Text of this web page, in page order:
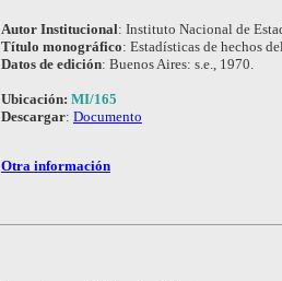
Autor Institucional: Instituto Nacional de
Título monográfico: Estadísticas de hechos
Datos de edición: Buenos Aires: s.e., 1970.
Ubicación: MI/165
Descargar: Documento
Otra información